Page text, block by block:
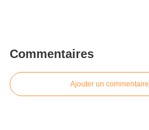
Commentaires
Ajouter un commentaire